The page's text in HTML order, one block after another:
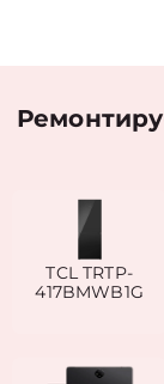
TCL TRTP-
417BMWB1G